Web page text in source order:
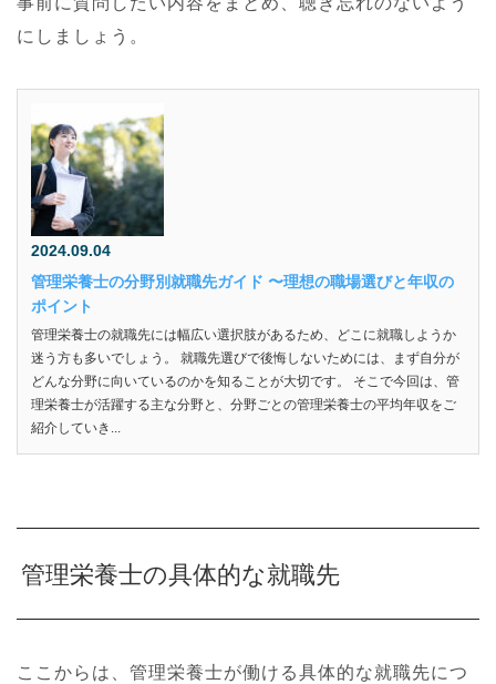
にしましょう。
2024.09.04
管理栄養士の分野別就職先ガイド 〜理想の職場選びと年収の
ポイント
管理栄養士の就職先には幅広い選択肢があるため、どこに就職しようか
迷う方も多いでしょう。 就職先選びで後悔しないためには、まず自分が
どんな分野に向いているのかを知ることが大切です。 そこで今回は、管
理栄養士が活躍する主な分野と、分野ごとの管理栄養士の平均年収をご
紹介していき...
管理栄養士の具体的な就職先
ここからは、管理栄養士が働ける具体的な就職先につ